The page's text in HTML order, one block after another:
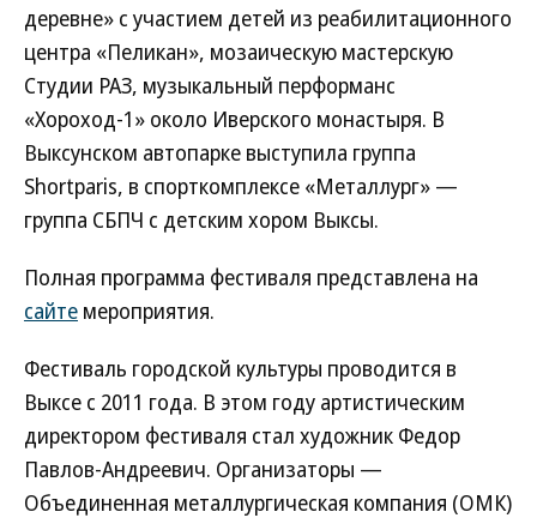
деревне» с участием детей из реабилитационного
центра «Пеликан», мозаическую мастерскую
Студии РАЗ, музыкальный перформанс
«Хороход-1» около Иверского монастыря. В
Выксунском автопарке выступила группа
Shortparis, в спорткомплексе «Металлург» —
группа СБПЧ с детским хором Выксы.
Полная программа фестиваля представлена на
сайте мероприятия.
Фестиваль городской культуры проводится в
Выксе с 2011 года. В этом году артистическим
директором фестиваля стал художник Федор
Павлов-Андреевич. Организаторы —
Объединенная металлургическая компания (ОМК)